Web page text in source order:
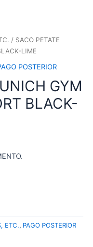
/ SACO PETATE
LIME
POSTERIOR
GYM
BLACK-
ETC., PAGO POSTERIOR